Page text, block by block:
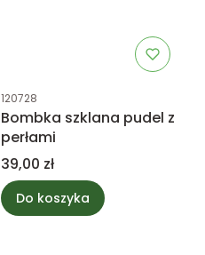
Kod produktu
120728
Bombka szklana pudel z
perłami
Cena
39,00 zł
Do koszyka